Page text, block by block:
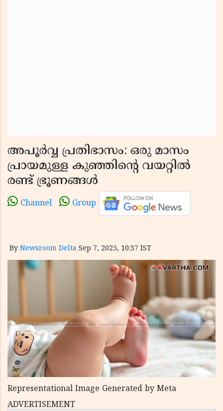
അപൂർവ്വ പ്രതിഭാസം: ഒരു മാസം
പ്രായമുള്ള കുഞ്ഞിന്റെ വയറ്റിൽ
രണ്ട് ഭ്രൂണങ്ങൾ
Channel Group
By Newsroom Delta Sep 7, 2025, 10:37 IST
Representational Image Generated by Meta
ADVERTISEMENT